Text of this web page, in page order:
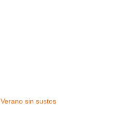
Verano sin sustos